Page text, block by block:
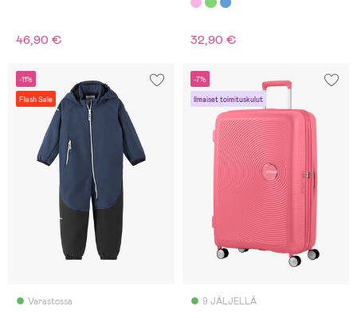
46,90 € 32,90 €
-11%
Flash Sale
Varastossa
-7%
Ilmaiset toimituskulut
9 JÄLJELLÄ